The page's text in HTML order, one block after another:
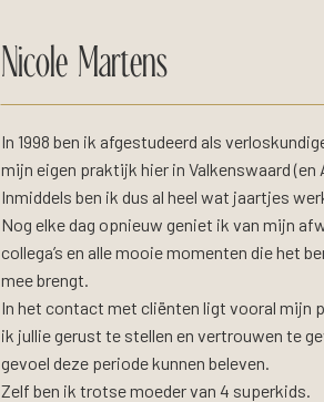
In 1998 ben ik afgestudeerd als
mijn eigen praktijk hier in Valkenswaard (en
Inmiddels ben ik dus al heel wat jaartjes
Nog elke dag opnieuw geniet ik van mijn
collega’s en alle mooie momenten die het
mee brengt.
In het contact met cliënten ligt vooral mijn
ik jullie gerust te stellen en vertrouwen te
gevoel deze periode kunnen beleven.
Zelf ben ik trotse moeder van 4 superkids.
Nicole Martens